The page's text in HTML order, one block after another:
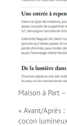
Maison à Part
« Avant/Après
cocon